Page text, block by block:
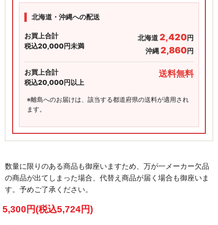
北海道・沖縄への配送
お買上合計
税込20,000円未満
北海道2,420円
沖縄2,860円
お買上合計
税込20,000円以上
送料無料
※離島へのお届けは、該当する都道府県の送料が適用され
ます。
数量に限りのある商品も御座いますため、万が一メーカー欠品
の商品が出てしまった場合、代替え商品が届く場合も御座いま
す。予めご了承ください。
5,300円(税込5,724円)